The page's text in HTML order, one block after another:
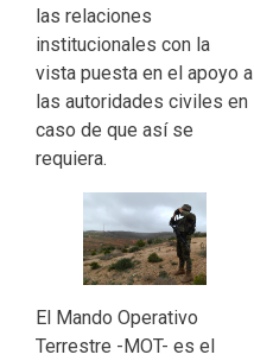
las relaciones
institucionales con la
vista puesta en el apoyo a
las autoridades civiles en
caso de que así se
requiera.
El Mando Operativo
Terrestre -MOT- es el